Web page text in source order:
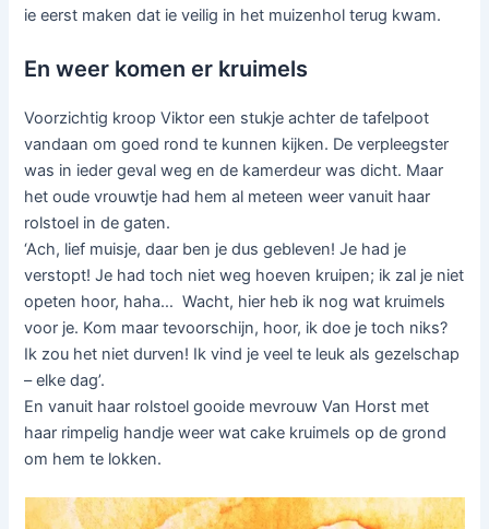
ie eerst maken dat ie veilig in het muizenhol terug kwam.
En weer komen er kruimels
Voorzichtig kroop Viktor een stukje achter de tafelpoot
vandaan om goed rond te kunnen kijken. De verpleegster
was in ieder geval weg en de kamerdeur was dicht. Maar
het oude vrouwtje had hem al meteen weer vanuit haar
rolstoel in de gaten.
‘Ach, lief muisje, daar ben je dus gebleven! Je had je
verstopt! Je had toch niet weg hoeven kruipen; ik zal je niet
opeten hoor, haha… Wacht, hier heb ik nog wat kruimels
voor je. Kom maar tevoorschijn, hoor, ik doe je toch niks?
Ik zou het niet durven! Ik vind je veel te leuk als gezelschap
– elke dag’.
En vanuit haar rolstoel gooide mevrouw Van Horst met
haar rimpelig handje weer wat cake kruimels op de grond
om hem te lokken.